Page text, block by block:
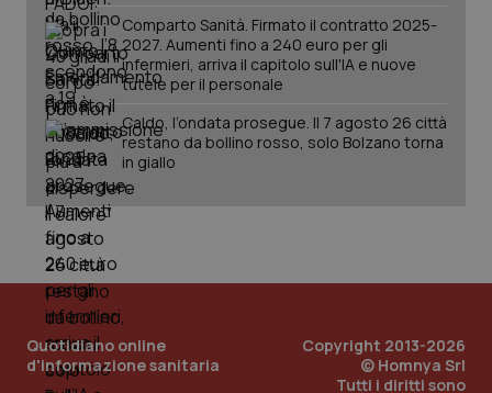
Comparto Sanità. Firmato il contratto 2025-
2027. Aumenti fino a 240 euro per gli
infermieri, arriva il capitolo sull'IA e nuove
tutele per il personale
Caldo, l’ondata prosegue. Il 7 agosto 26 città
restano da bollino rosso, solo Bolzano torna
in giallo
Quotidiano online
d'informazione sanitaria
Copyright 2013-2026
© Homnya Srl
Tutti i diritti sono
_ga